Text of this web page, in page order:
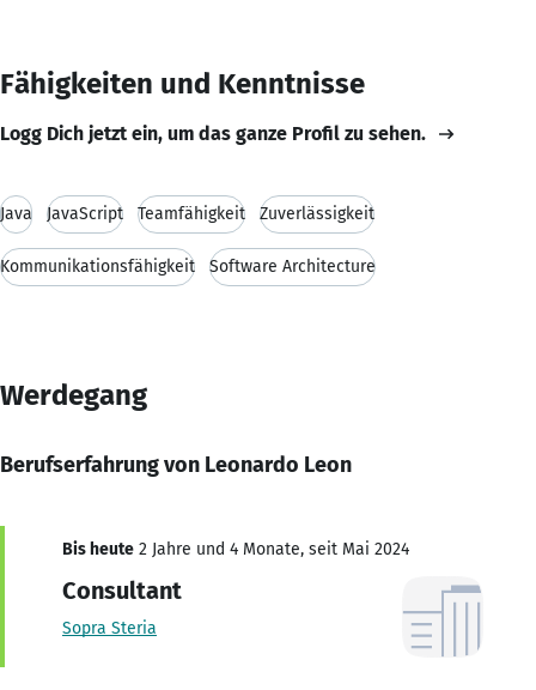
Fähigkeiten und Kenntnisse
Logg Dich jetzt ein, um das ganze Profil zu sehen.
Java JavaScript Teamfähigkeit Zuverlässigkeit
Kommunikationsfähigkeit Software Architecture
Werdegang
Berufserfahrung von Leonardo Leon
Bis heute 2 Jahre und 4 Monate, seit Mai 2024
Consultant
Sopra Steria